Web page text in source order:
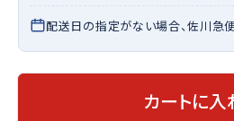
配送日の指定がない場合、佐川急
カートに入